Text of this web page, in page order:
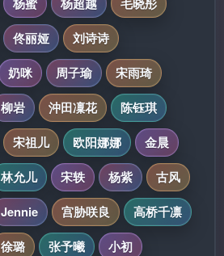
佟丽娅
刘诗诗
奶咪 周子瑜
宋雨琦
柳岩 沖田凜花
陈钰琪
宋祖儿 欧阳娜娜
金晨
林允儿 宋轶 杨紫
古风
Jennie 宫胁咲良
高桥千凛
徐璐 张予曦
小初